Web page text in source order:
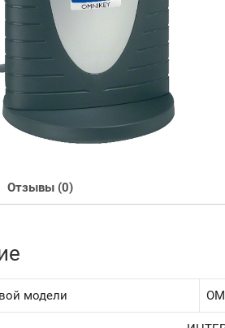
Отзывы (0)
модели